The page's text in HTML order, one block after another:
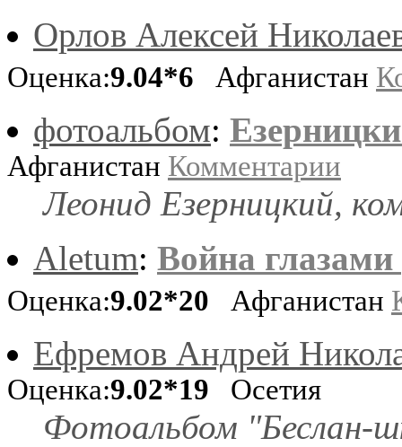
Орлов Алексей
Оценка:9.04*6 Афганистан
фотоальбом:
Афганистан Комментарии
Леонид Езерницкий,
Aletum: Война глазами
Оценка:9.02*20 Афганистан
Ефремов Андрей
Оценка:9.02*19 Осетия
Фотоальбом "Беслан-